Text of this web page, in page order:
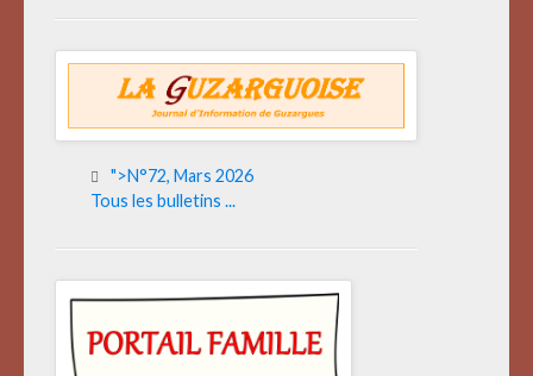
">N°72, Mars 2026
Tous les bulletins ...